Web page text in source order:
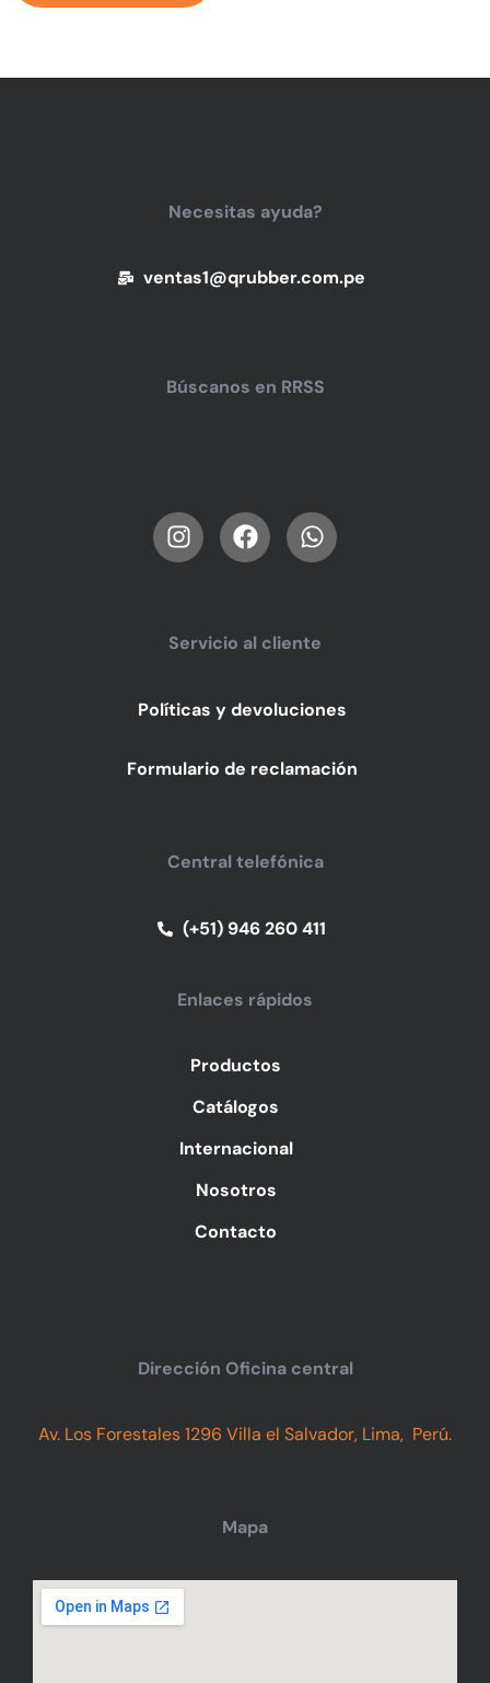
Necesitas ayuda?
ventas1@qrubber.com.pe
Búscanos en RRSS
Servicio al cliente
Políticas y devoluciones
Formulario de reclamación
Central telefónica
(+51) 946 260 411
Enlaces rápidos
Productos
Catálogos
Internacional
Nosotros
Contacto
Dirección Oficina central
Av. Los Forestales 1296 Villa el Salvador, Lima, Perú.
Mapa